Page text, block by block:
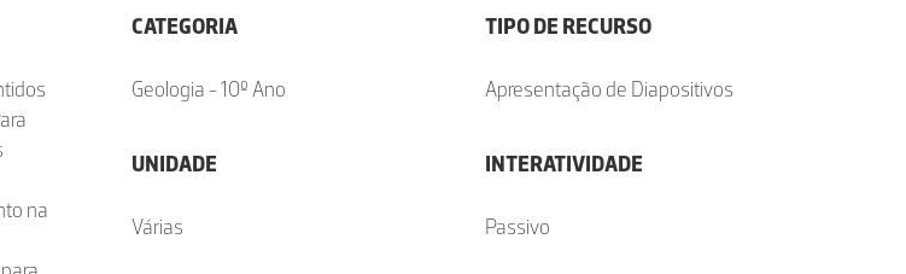
na
CATEGORIA
Geologia - 10º Ano
UNIDADE
Várias
TIPO DE RECURSO
Apresentação de Diapositivos
INTERATIVIDADE
Passivo